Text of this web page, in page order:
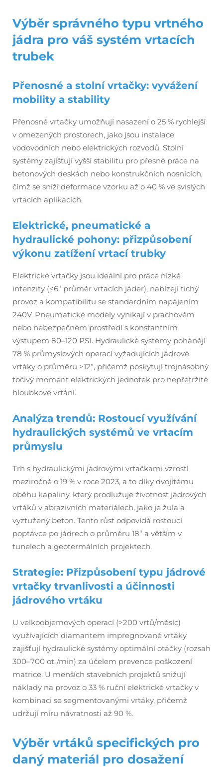
Výběr správného typu vrtného
jádra pro váš systém vrtacích
trubek
Přenosné a stolní vrtačky: vyvážení
mobility a stability
Přenosné vrtačky umožňují nasazení o 25 % rychlejší
v omezených prostorech, jako jsou instalace
vodovodních nebo elektrických rozvodů. Stolní
systémy zajišťují vyšší stabilitu pro přesné práce na
betonových deskách nebo konstrukčních nosnících,
čímž se sníží deformace vzorku až o 40 % ve svislých
vrtacích aplikacích.
Elektrické, pneumatické a
hydraulické pohony: přizpůsobení
výkonu zatížení vrtací trubky
Elektrické vrtačky jsou ideální pro práce nízké
intenzity (<6“ průměr vrtacích jáder), nabízejí tichý
provoz a kompatibilitu se standardním napájením
240V. Pneumatické modely vynikají v prachovém
nebo nebezpečném prostředí s konstantním
výstupem 80–120 PSI. Hydraulické systémy pohánějí
78 % průmyslových operací vyžadujících jádrové
vrtáky o průměru >12“, přičemž poskytují trojnásobný
točivý moment elektrických jednotek pro nepřetržité
hloubkové vrtání.
Analýza trendů: Rostoucí využívání
hydraulických systémů ve vrtacím
průmyslu
Trh s hydraulickými jádrovými vrtačkami vzrostl
meziročně o 19 % v roce 2023, a to díky dvojitému
oběhu kapaliny, který prodlužuje životnost jádrových
vrtáků v abrazivních materiálech, jako je žula a
vyztužený beton. Tento růst odpovídá rostoucí
poptávce po jádrech o průměru 18“ a větším v
tunelech a geotermálních projektech.
Strategie: Přizpůsobení typu jádrové
vrtačky trvanlivosti a účinnosti
jádrového vrtáku
U velkoobjemových operací (>200 vrtů/měsíc)
využívajících diamantem impregnované vrtáky
zajišťují hydraulické systémy optimální otáčky (rozsah
300–700 ot./min) za účelem prevence poškození
matrice. U menších stavebních projektů snižují
náklady na provoz o 33 % ruční elektrické vrtačky v
kombinaci se segmentovanými vrtáky, přičemž
udržují míru návratnosti až 90 %.
Výběr vrtáků specifických pro
daný materiál pro dosažení